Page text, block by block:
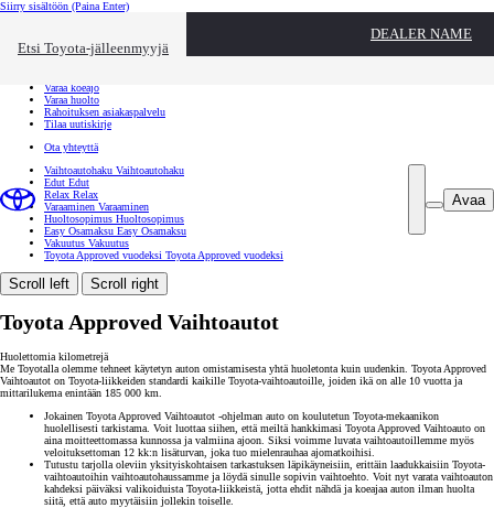
Siirry sisältöön (Paina Enter)
Etsi Toyota-jälleenmyyjä
DEALER NAME
Toyota palvelee Sulje
Varaa koeajo
Varaa huolto
Rahoituksen asiakaspalvelu
Tilaa uutiskirje
Ota yhteyttä
Avaa
Vaihtoautohaku Vaihtoautohaku
Edut Edut
Relax Relax
Varaaminen Varaaminen
Huoltosopimus Huoltosopimus
Easy Osamaksu Easy Osamaksu
Vakuutus Vakuutus
Toyota Approved vuodeksi Toyota Approved vuodeksi
Scroll left Scroll right
Toyota Approved Vaihtoautot
Huolettomia kilometrejä
Me Toyotalla olemme tehneet käytetyn auton omistamisesta yhtä huoletonta kuin uudenkin. Toyota Approved
Vaihtoautot on Toyota-liikkeiden standardi kaikille Toyota-vaihtoautoille, joiden ikä on alle 10 vuotta ja
mittarilukema enintään 185 000 km.
Jokainen Toyota Approved Vaihtoautot -ohjelman auto on koulutetun Toyota-mekaanikon
huolellisesti tarkistama. Voit luottaa siihen, että meiltä hankkimasi Toyota Approved Vaihtoauto on
aina moitteettomassa kunnossa ja valmiina ajoon. Siksi voimme luvata vaihtoautoillemme myös
veloituksettoman 12 kk:n lisäturvan, joka tuo mielenrauhaa ajomatkoihisi.
Tutustu tarjolla oleviin yksityiskohtaisen tarkastuksen läpikäyneisiin, erittäin laadukkaisiin Toyota-
vaihtoautoihin vaihtoautohaussamme ja löydä sinulle sopivin vaihtoehto. Voit nyt varata vaihtoauton
kahdeksi päiväksi valikoiduista Toyota-liikkeistä, jotta ehdit nähdä ja koeajaa auton ilman huolta
siitä, että auto myytäisiin jollekin toiselle.